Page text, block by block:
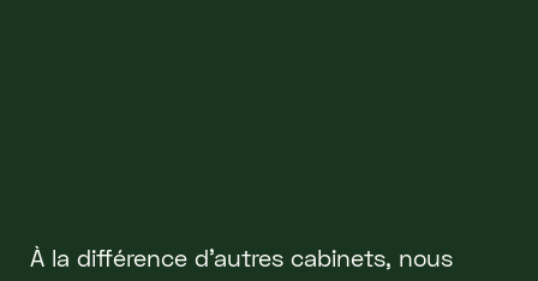
À la différence d'autres cabinets, nous